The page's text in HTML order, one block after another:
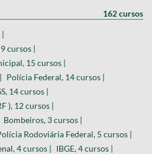
162 cursos
cursos |
15 cursos |
Polícia Federal, 14 cursos |
14 cursos |
), 12 cursos |
Bombeiros, 3 cursos |
Rodoviária Federal, 5 cursos |
4 cursos | IBGE, 4 cursos |